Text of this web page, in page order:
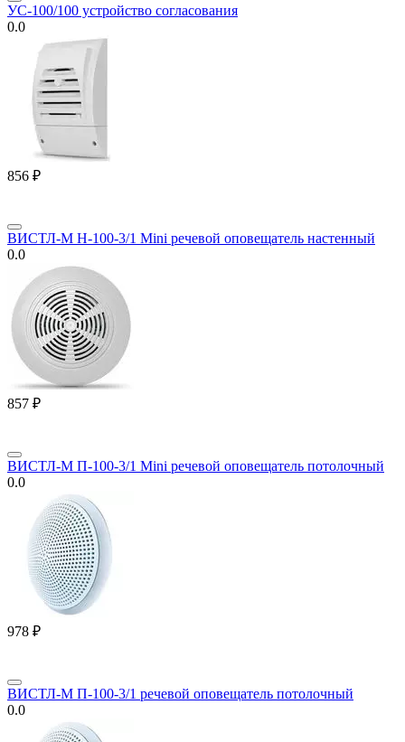
УС-100/100 устройство согласования
0.0
‍856‍ ₽
ВИСТЛ-М Н-100-3/1 Mini речевой оповещатель настенный
0.0
‍857‍ ₽
ВИСТЛ-М П-100-3/1 Mini речевой оповещатель потолочный
0.0
‍978‍ ₽
ВИСТЛ-М П-100-3/1 речевой оповещатель потолочный
0.0